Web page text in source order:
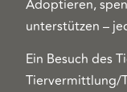
Adoptieren,
unterstützen –
Ein Besuch des
Tiervermittlung/